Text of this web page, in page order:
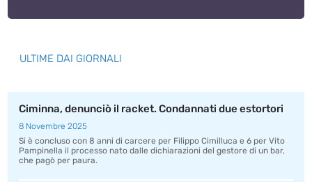
ULTIME DAI GIORNALI
Ciminna, denunciò il racket. Condannati due estortori
8 Novembre 2025
Si è concluso con 8 anni di carcere per Filippo Cimilluca e 6 per Vito
Pampinella il processo nato dalle dichiarazioni del gestore di un bar,
che pagò per paura.